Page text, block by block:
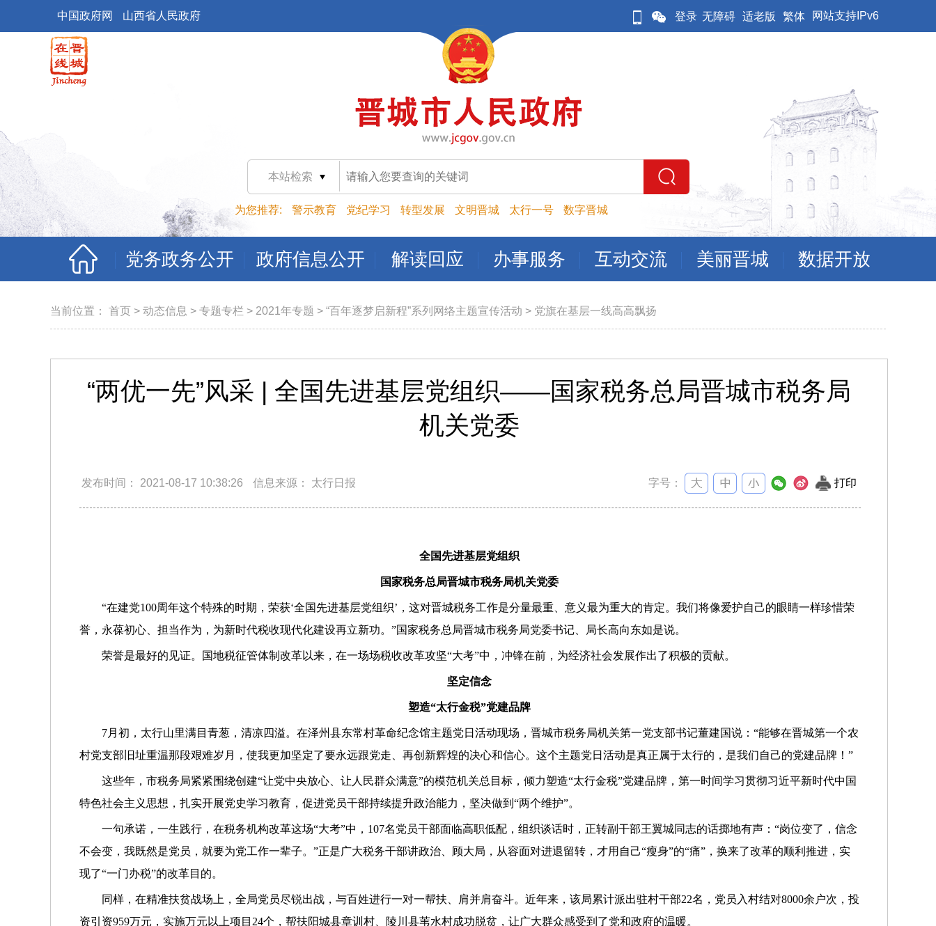
中国政府网 山西省人民政府 登录 无障碍 适老版 繁体 网站支持IPv6
本站检索
为您推荐: 警示教育 党纪学习 转型发展 文明晋城 太行一号 数字晋城
党务政务公开 政府信息公开 解读回应 办事服务 互动交流 美丽晋城 数据开放
当前位置： 首页 > 动态信息 > 专题专栏 > 2021年专题 > “百年逐梦启新程”系列网络主题宣传活动 > 党旗在基层一线高高飘扬
“两优一先”风采 | 全国先进基层党组织——国家税务总局晋城市税务局
机关党委
发布时间： 2021-08-17 10:38:26 信息来源： 太行日报 字号： 打印
全国先进基层党组织
国家税务总局晋城市税务局机关党委
“在建党100周年这个特殊的时期，荣获‘全国先进基层党组织’，这对晋城税务工作是分量最重、意义最为重大的肯定。我们将像爱护自己的眼睛一样珍惜荣
誉，永葆初心、担当作为，为新时代税收现代化建设再立新功。”国家税务总局晋城市税务局党委书记、局长高向东如是说。
荣誉是最好的见证。国地税征管体制改革以来，在一场场税收改革攻坚“大考”中，冲锋在前，为经济社会发展作出了积极的贡献。
坚定信念
塑造“太行金税”党建品牌
7月初，太行山里满目青葱，清凉四溢。在泽州县东常村革命纪念馆主题党日活动现场，晋城市税务局机关第一党支部书记董建国说：“能够在晋城第一个农
村党支部旧址重温那段艰难岁月，使我更加坚定了要永远跟党走、再创新辉煌的决心和信心。这个主题党日活动是真正属于太行的，是我们自己的党建品牌！”
这些年，市税务局紧紧围绕创建“让党中央放心、让人民群众满意”的模范机关总目标，倾力塑造“太行金税”党建品牌，第一时间学习贯彻习近平新时代中国
特色社会主义思想，扎实开展党史学习教育，促进党员干部持续提升政治能力，坚决做到“两个维护”。
一句承诺，一生践行，在税务机构改革这场“大考”中，107名党员干部面临高职低配，组织谈话时，正转副干部王翼城同志的话掷地有声：“岗位变了，信念
不会变，我既然是党员，就要为党工作一辈子。”正是广大税务干部讲政治、顾大局，从容面对进退留转，才用自己“瘦身”的“痛”，换来了改革的顺利推进，实
现了“一门办税”的改革目的。
同样，在精准扶贫战场上，全局党员尽锐出战，与百姓进行一对一帮扶、肩并肩奋斗。近年来，该局累计派出驻村干部22名，党员入村结对8000余户次，投
资引资959万元，实施万元以上项目24个，帮扶阳城县章训村、陵川县苇水村成功脱贫，让广大群众感受到了党和政府的温暖。